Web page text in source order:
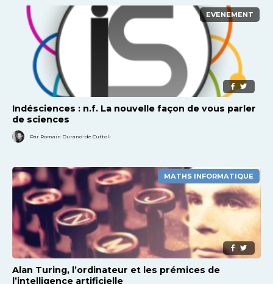
EVENEMENT
Indésciences : n.f. La nouvelle façon de vous parler
de sciences
Par Romain Durand-de Cuttoli
MATHS INFORMATIQUE
Alan Turing, l’ordinateur et les prémices de
l’intelligence artificielle